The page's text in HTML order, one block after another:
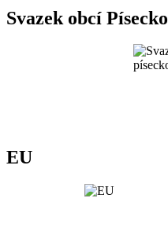
Svazek obcí Písecko
EU